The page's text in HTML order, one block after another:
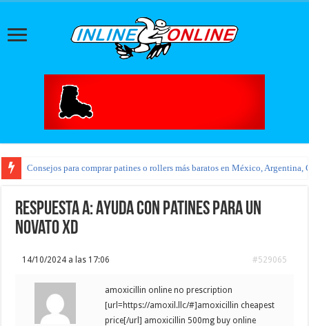
Consejos para comprar patines o rollers más baratos en México, Argentina,
Respuesta a: Ayuda con patines para un
novato XD
14/10/2024 a las 17:06 #529065
amoxicillin online no prescription
[url=https://amoxil.llc/#]amoxicillin cheapest
price[/url] amoxicillin 500mg buy online